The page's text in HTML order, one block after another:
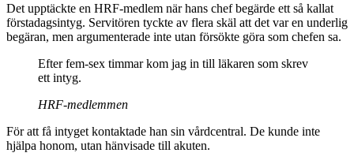
Det upptäckte en HRF-medlem när hans chef begärde ett så kallat
förstadagsintyg. Servitören tyckte av flera skäl att det var en underlig
begäran, men argumenterade inte utan försökte göra som chefen sa.
Efter fem-sex timmar kom jag in till läkaren som skrev
ett intyg.
HRF-medlemmen
För att få intyget kontaktade han sin vårdcentral. De kunde inte
hjälpa honom, utan hänvisade till akuten.